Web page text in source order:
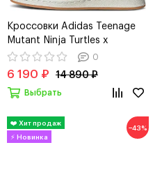
Кроссовки Adidas Teenage
Mutant Ninja Turtles x
Superstar "Shelltoe"
0
6 190 ₽ 14 890 ₽
Выбрать
−43%